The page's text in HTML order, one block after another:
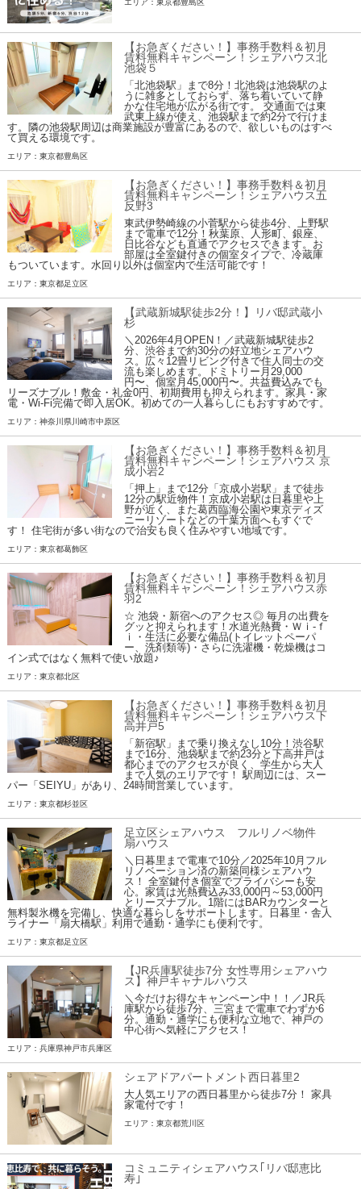
エリア：東京都豊島区
【お急ぎください！】事務手数料＆初月
賃料無料キャンペーン！シェアハウス北
池袋５
「北池袋駅」まで8分！北池袋は池袋駅のよ
うに雑多としておらず、落ち着いていて静
かな住宅地が広がる街です。 交通面では東
武東上線が使え、池袋駅まで約2分で行けま
す。隣の池袋駅周辺は商業施設が豊富にあるので、欲しいものはすべ
て買える環境です。
エリア：東京都豊島区
【お急ぎください！】事務手数料＆初月
賃料無料キャンペーン！シェアハウス五
反野3
東武伊勢崎線の小菅駅から徒歩4分、上野駅
まで電車で12分！秋葉原、人形町、銀座、
日比谷なども直通でアクセスできます。お
部屋は全室鍵付きの個室タイプで、冷蔵庫
もついています。水回り以外は個室内で生活可能です！
エリア：東京都足立区
【武蔵新城駅徒歩2分！】リバ邸武蔵小
杉
＼2026年4月OPEN！／武蔵新城駅徒歩2
分、渋谷まで約30分の好立地シェアハウ
ス。広々12畳リビング付きで住人同士の交
流も楽しめます。ドミトリー月29,000
円〜、個室月45,000円〜。共益費込みでも
リーズナブル！敷金・礼金0円、初期費用も抑えられます。家具・家
電・Wi-Fi完備で即入居OK。初めての一人暮らしにもおすすめです。
エリア：神奈川県川崎市中原区
【お急ぎください！】事務手数料＆初月
賃料無料キャンペーン！シェアハウス 京
成小岩2
「押上」まで12分「京成小岩駅」まで徒歩
12分の駅近物件！京成小岩駅は日暮里や上
野が近く、また葛西臨海公園や東京ディズ
ニーリゾートなどの千葉方面へもすぐで
す！ 住宅街が多い街なので治安も良く住みやすい地域です。
エリア：東京都葛飾区
【お急ぎください！】事務手数料＆初月
賃料無料キャンペーン！シェアハウス赤
羽2
☆ 池袋・新宿へのアクセス◎ 毎月の出費を
グッと抑えられます！水道光熱費・Ｗｉ-ｆ
ｉ・生活に必要な備品(トイレットペーパ
ー、洗剤類等)・さらに洗濯機・乾燥機はコ
イン式ではなく無料で使い放題♪
エリア：東京都北区
【お急ぎください！】事務手数料＆初月
賃料無料キャンペーン！シェアハウス下
高井戸5
「新宿駅」まで乗り換えなし10分！渋谷駅
まで16分、池袋駅まで約23分と下高井戸は
都心までのアクセスが良く、学生から大人
まで人気のエリアです！ 駅周辺には、スー
パー「SEIYU」があり、24時間営業しています。
エリア：東京都杉並区
足立区シェアハウス フルリノベ物件
扇ハウス
＼日暮里まで電車で10分／2025年10月フル
リノベーション済の新築同様シェアハウ
ス！ 全室鍵付き個室でプライバシーも安
心。家賃は光熱費込み33,000円～53,000円
とリーズナブル。1階にはBARカウンターと
無料製氷機を完備し、快適な暮らしをサポートします。日暮里・舎人
ライナー「扇大橋駅」利用で通勤・通学にも便利です。
エリア：東京都足立区
【JR兵庫駅徒歩7分 女性専用シェアハウ
ス】神戸キャナルハウス
＼今だけお得なキャンペーン中！！／JR兵
庫駅から徒歩7分、三宮まで電車でわずか6
分。通勤・通学にも便利な立地で、神戸の
中心街へ気軽にアクセス！
エリア：兵庫県神戸市兵庫区
シェアドアパートメント西日暮里2
大人気エリアの西日暮里から徒歩7分！ 家具
家電付です！
エリア：東京都荒川区
コミュニティシェアハウス｢リバ邸恵比
寿｣